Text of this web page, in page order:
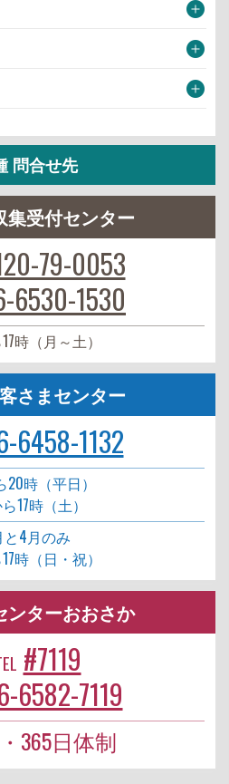
問合せ先
集受付センター
79-0053
6530-1530
時（月～土）
さまセンター
6458-1132
20時（平日）
17時（土）
と4月のみ
時（日・祝）
ンターおおさか
#7119
6582-7119
365日体制